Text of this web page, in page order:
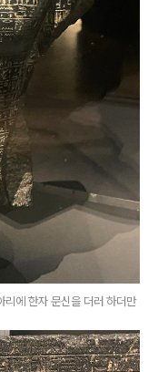
리에 한자 문신을 더러 하더만